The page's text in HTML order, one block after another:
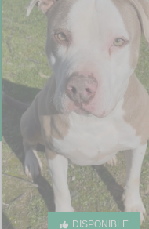
DISPONIBLE